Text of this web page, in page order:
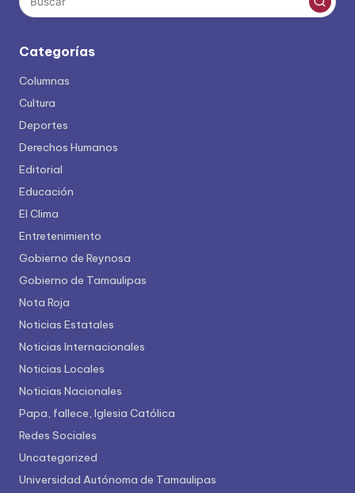
Categorías
Columnas
Cultura
Deportes
Derechos Humanos
Editorial
Educación
El Clima
Entretenimiento
Gobierno de Reynosa
Gobierno de Tamaulipas
Nota Roja
Noticias Estatales
Noticias Internacionales
Noticias Locales
Noticias Nacionales
Papa, fallece, Iglesia Católica
Redes Sociales
Uncategorized
Universidad Autónoma de Tamaulipas